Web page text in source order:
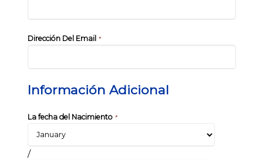
Dirección Del Email *
Información Adicional
La fecha del Nacimiento*
/